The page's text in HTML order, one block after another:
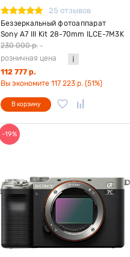
25 отзывов
Беззеркальный фотоаппарат
Sony A7 III Kit 28-70mm ILCE-7M3K
230 000 р. -
розничная цена
112 777 р.
Вы экономите 117 223 р. (51%)
В корзину
-19%